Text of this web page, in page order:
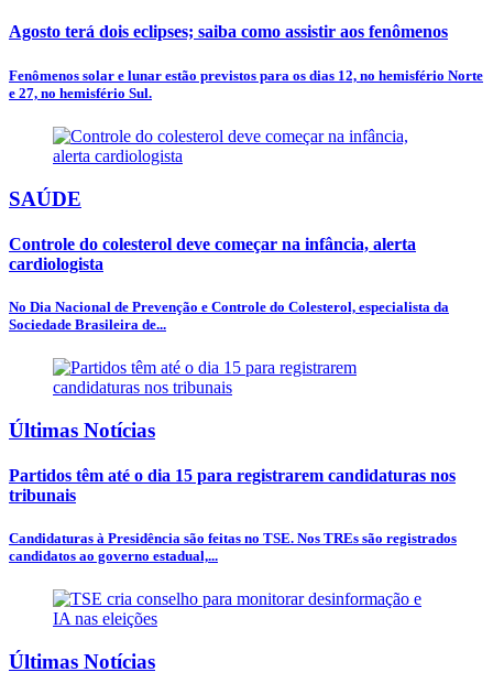
Agosto terá dois eclipses; saiba como assistir aos fenômenos
Fenômenos solar e lunar estão previstos para os dias 12, no hemisfério Norte
e 27, no hemisfério Sul.
SAÚDE
Controle do colesterol deve começar na infância, alerta
cardiologista
No Dia Nacional de Prevenção e Controle do Colesterol, especialista da
Sociedade Brasileira de...
Últimas Notícias
Partidos têm até o dia 15 para registrarem candidaturas nos
tribunais
Candidaturas à Presidência são feitas no TSE. Nos TREs são registrados
candidatos ao governo estadual,...
Últimas Notícias